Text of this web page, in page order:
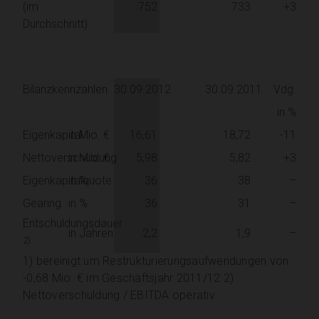
(im
Durchschnitt)
733 +3
Bilanzkennzahlen 30.09.2011
Vdg.
in %
Eigenkapitalin Mio. € 18,72
Nettoverschuldung
in Mio. € 5,82
+3
Eigenkapitalquote
in % 38
Gearing
in % 31
Entschuldungsdauer
in Jahren 1,9
1) bereinigt um Restrukturierungsaufwendungen von
-0,68 Mio. € im Geschäftsjahr 2011/12 2)
Nettoverschuldung / EBITDA operativ